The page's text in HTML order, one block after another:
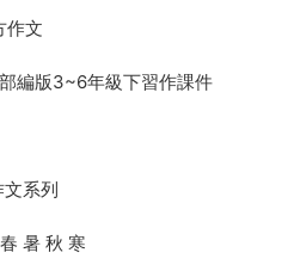
文
編版3~6年級下習作課件
系列
暑 秋 寒